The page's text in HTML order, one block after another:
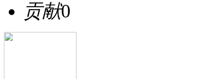
贡献0